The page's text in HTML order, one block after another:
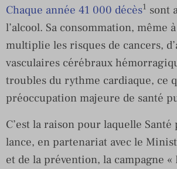
Chaque année 41 000 décès1 sont
l’alcool. Sa consommation, même
multiplie les risques de cancers,
vasculaires cérébraux
troubles du rythme cardiaque, ce
préoccupation majeure de santé
C’est la raison pour laquelle
lance, en partenariat avec le
et de la prévention, la campagne «